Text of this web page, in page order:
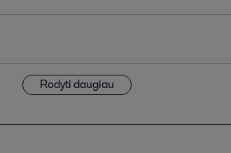
Rodyti daugiau